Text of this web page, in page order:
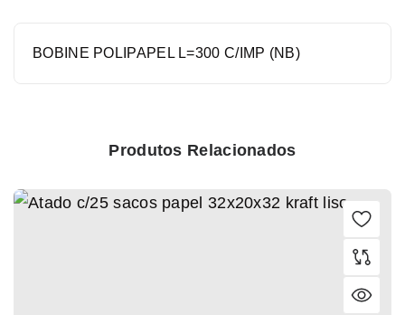
BOBINE POLIPAPEL L=300 C/IMP (NB)
Produtos Relacionados